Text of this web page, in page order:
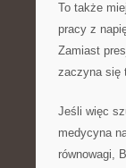
To także
pracy z
Zamiast
zaczyna się
Jeśli więc
medycyna
równowagi,